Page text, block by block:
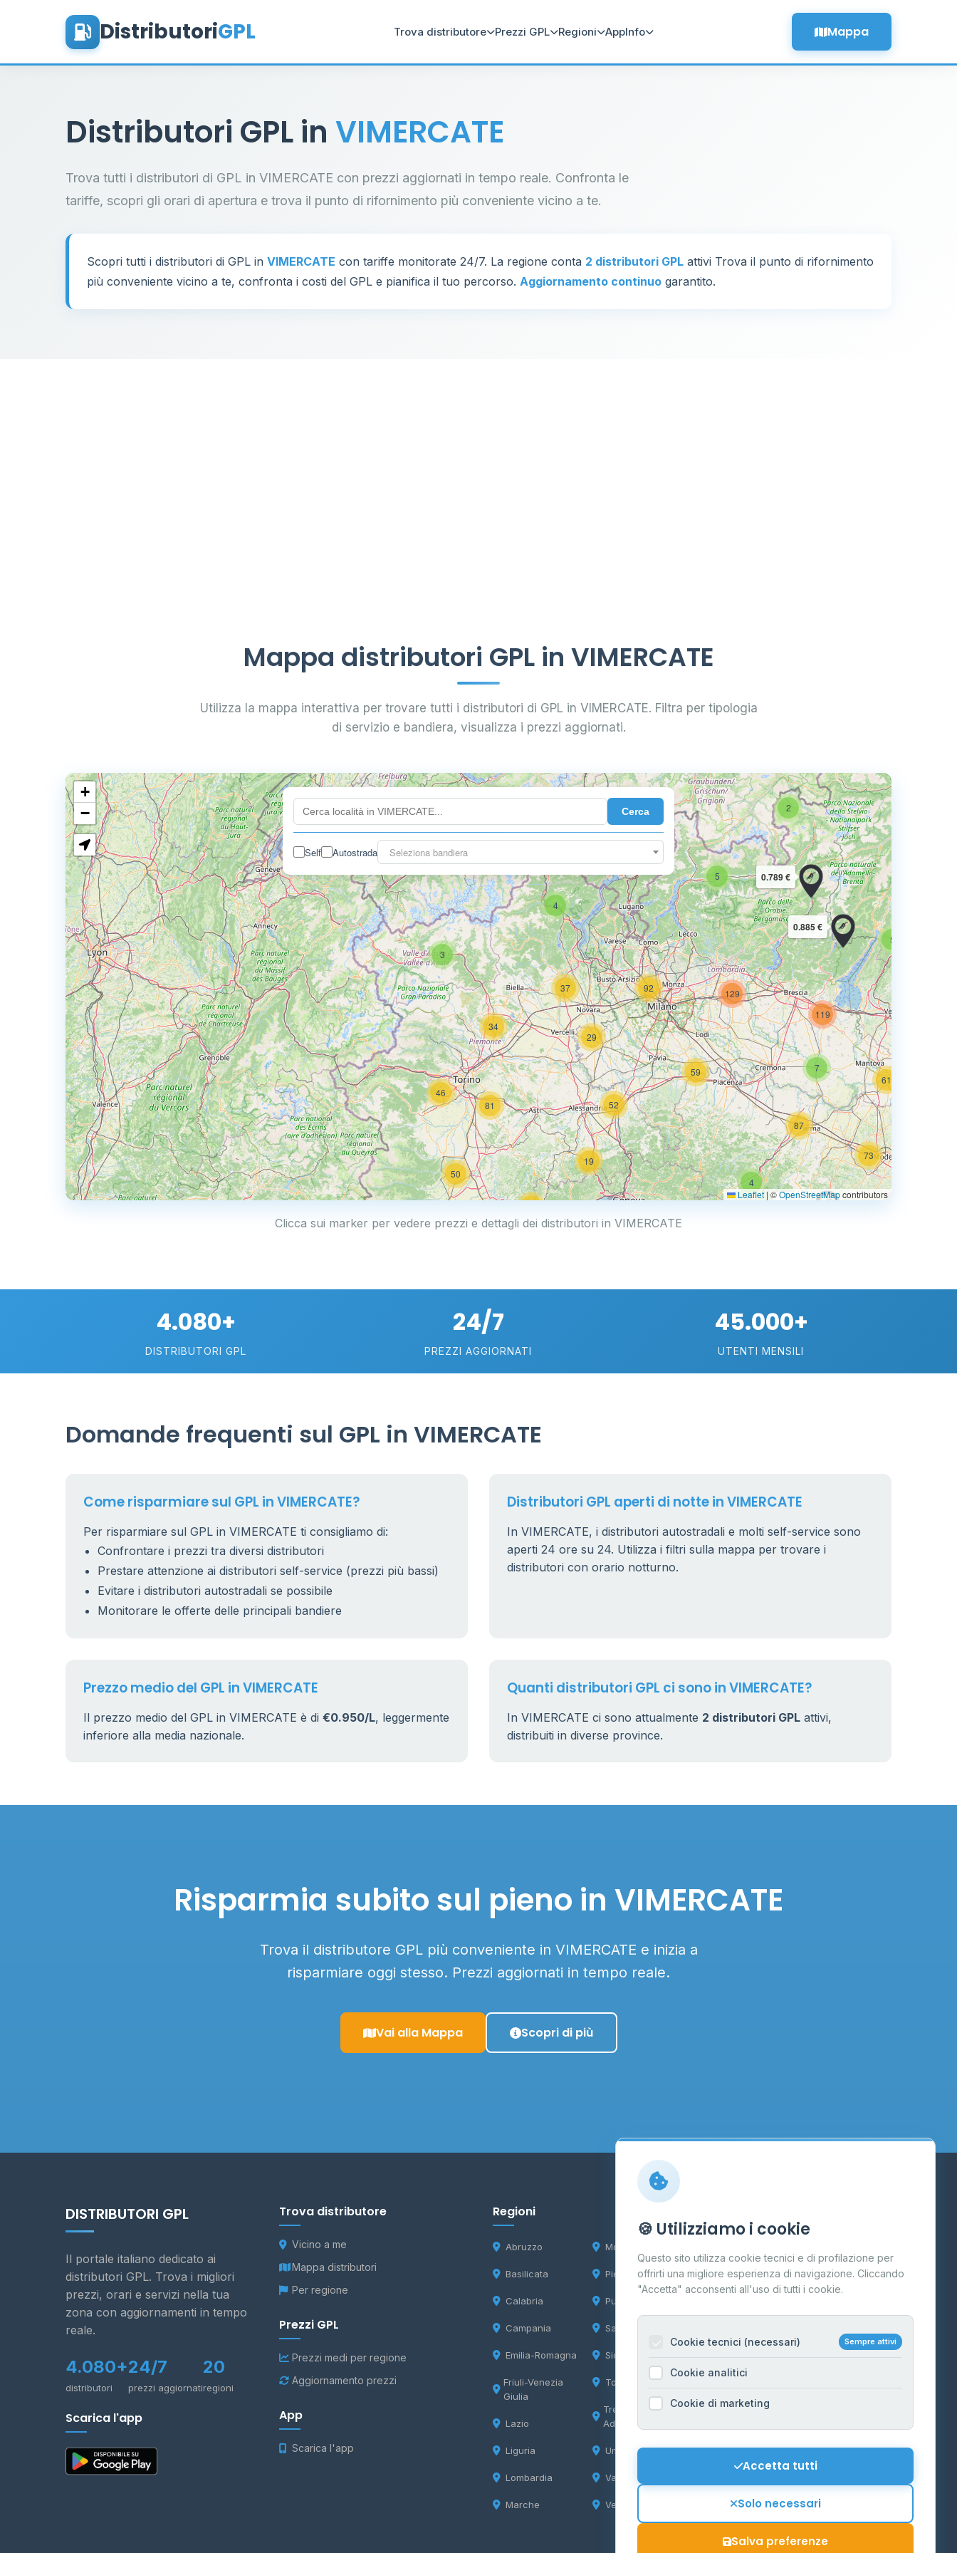
DistributoriGPL Trova distributore Prezzi GPL Regioni AppInfo Mappa
Distributori GPL in VIMERCATE
Trova tutti i distributori di GPL in VIMERCATE con prezzi aggiornati in tempo reale. Confronta le
tariffe, scopri gli orari di apertura e trova il punto di rifornimento più conveniente vicino a te.
Scopri tutti i distributori di GPL in VIMERCATE con tariffe monitorate 24/7. La regione conta 2 distributori GPL attivi Trova il punto di rifornimento
più conveniente vicino a te, confronta i costi del GPL e pianifica il tuo percorso. Aggiornamento continuo garantito.
Mappa distributori GPL in VIMERCATE
Utilizza la mappa interattiva per trovare tutti i distributori di GPL in VIMERCATE. Filtra per tipologia
di servizio e bandiera, visualizza i prezzi aggiornati.
Cerca
Self Autostrada Seleziona bandiera
34
3
37
2
46
50
29
19
52
81
5
4
87
4
5
92
59 7
129
119
61
73
21
0.885 €
0.789 €
0.769 €
+
−
Leaflet | ©OpenStreetMapcontributors
Clicca sui marker per vedere prezzi e dettagli dei distributori in VIMERCATE
4.080+
DISTRIBUTORI GPL
24/7
PREZZI AGGIORNATI
45.000+
UTENTI MENSILI
Domande frequenti sul GPL in VIMERCATE
Come risparmiare sul GPL in VIMERCATE?
Per risparmiare sul GPL in VIMERCATE ti consigliamo di:
Confrontare i prezzi tra diversi distributori
Prestare attenzione ai distributori self-service (prezzi più bassi)
Evitare i distributori autostradali se possibile
Monitorare le offerte delle principali bandiere
Distributori GPL aperti di notte in VIMERCATE
In VIMERCATE, i distributori autostradali e molti self-service sono
aperti 24 ore su 24. Utilizza i filtri sulla mappa per trovare i
distributori con orario notturno.
Prezzo medio del GPL in VIMERCATE
Il prezzo medio del GPL in VIMERCATE è di €0.950/L, leggermente
inferiore alla media nazionale.
Quanti distributori GPL ci sono in VIMERCATE?
In VIMERCATE ci sono attualmente 2 distributori GPL attivi,
distribuiti in diverse province.
Risparmia subito sul pieno in VIMERCATE
Trova il distributore GPL più conveniente in VIMERCATE e inizia a
risparmiare oggi stesso. Prezzi aggiornati in tempo reale.
Vai alla Mappa Scopri di più
DISTRIBUTORI GPL
Il portale italiano dedicato ai
distributori GPL. Trova i migliori
prezzi, orari e servizi nella tua
zona con aggiornamenti in tempo
reale.
4.080+
distributori
24/7
prezzi aggiornati
20
regioni
Scarica l'app
Trova distributore
Vicino a me
Mappa distributori
Per regione
Prezzi GPL
Prezzi medi per regione
Aggiornamento prezzi
App
Scarica l'app
Regioni
Abruzzo
Basilicata
Calabria
Campania
Emilia-Romagna
Friuli-Venezia
Giulia
Lazio
Liguria
Lombardia
Marche
Molise
Piemonte
Puglia
Sardegna
Sicilia
Toscana
Trentino-Alto
Adige
Umbria
Valle d'Aosta
Veneto
Contatti
Per gestori
Informazioni legali
Privacy Policy
Cookie Policy
Mappa del sito
Contattaci
🍪 Utilizziamo i cookie
Questo sito utilizza cookie tecnici e di profilazione per
offrirti una migliore esperienza di navigazione. Cliccando
"Accetta" acconsenti all'uso di tutti i cookie.
Cookie tecnici (necessari) Sempre attivi
Cookie analitici
Cookie di marketing
Accetta tutti
Solo necessari
Salva preferenze